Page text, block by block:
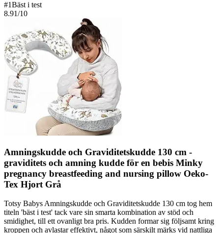
#1Bäst i test
8.91/10
Amningskudde och Graviditetskudde 130 cm -
graviditets och amning kudde för en bebis Minky
pregnancy breastfeeding and nursing pillow Oeko-
Tex Hjort Grå
Totsy Babys Amningskudde och Graviditetskudde 130 cm tog hem
titeln 'bäst i test' tack vare sin smarta kombination av stöd och
smidighet, till ett ovanligt bra pris. Kudden formar sig följsamt kring
kroppen och avlastar effektivt, något som särskilt märks vid nattliga